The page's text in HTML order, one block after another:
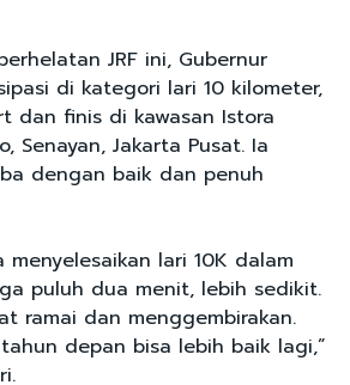
JRF ini, Gubernur
di kategori lari 10 kilometer,
dan finis di kawasan Istora
Senayan, Jakarta Pusat. Ia
dengan baik dan penuh
menyelesaikan lari 10K dalam
puluh dua menit, lebih sedikit.
ramai dan menggembirakan.
depan bisa lebih baik lagi,”